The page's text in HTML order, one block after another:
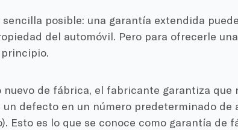
posible: una garantía extendida
del automóvil. Pero para ofrecerle
nuevo de fábrica, el fabricante garantiza que
defecto en un número predeterminado de
Esto es lo que se conoce como garantía de